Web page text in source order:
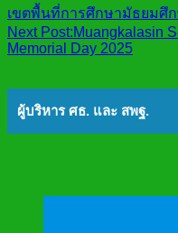
เขตพื้นที่การศึกษามัธยมศึ
Next Post:Muangkalasin
Memorial Day 2025
ผู้บริหาร ศธ. และ สพฐ.